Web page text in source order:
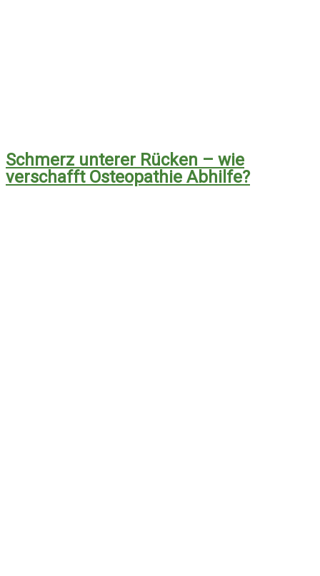
Schmerz unterer Rücken – wie
verschafft Osteopathie Abhilfe?